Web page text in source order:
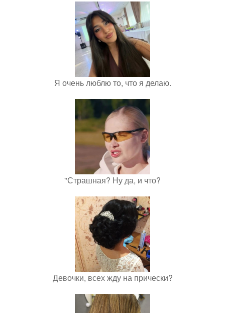
Я очень люблю то, что я делаю.
"Страшная? Ну да, и что?
Девочки, всех жду на прически?